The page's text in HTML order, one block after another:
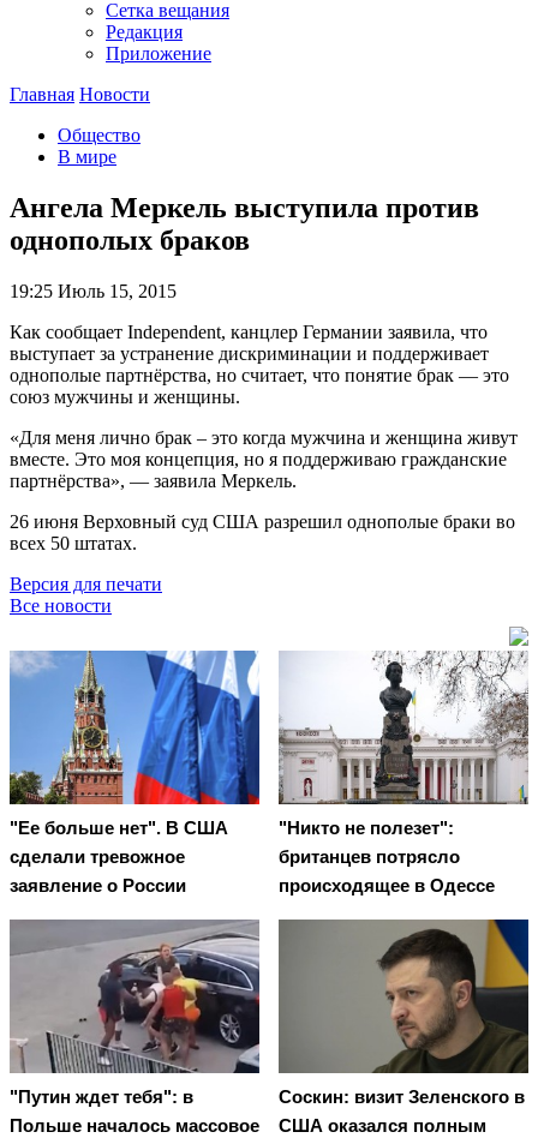
Сетка вещания
Редакция
Приложение
Главная Новости
Общество
В мире
Ангела Меркель выступила против
однополых браков
19:25 Июль 15, 2015
Как сообщает Independent, канцлер Германии заявила, что
выступает за устранение дискриминации и поддерживает
однополые партнёрства, но считает, что понятие брак — это
союз мужчины и женщины.
«Для меня лично брак – это когда мужчина и женщина живут
вместе. Это моя концепция, но я поддерживаю гражданские
партнёрства», — заявила Меркель.
26 июня Верховный суд США разрешил однополые браки во
всех 50 штатах.
Версия для печати
Все новости
"Ее больше нет". В США
сделали тревожное
заявление о России
"Никто не полезет":
британцев потрясло
происходящее в Одессе
"Путин ждет тебя": в
Польше началось массовое
Соскин: визит Зеленского в
США оказался полным